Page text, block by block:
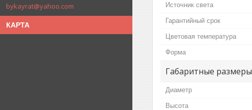
bykayrat@yahoo.com
КАРТА
Источник света
Гарантийный срок
Цветовая температура
Форма
Габаритные размеры
Диаметр
Высота